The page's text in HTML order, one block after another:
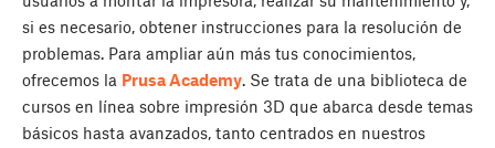
si es necesario, obtener instrucciones para la resolución de
problemas. Para ampliar aún más tus conocimientos,
ofrecemos la Prusa Academy. Se trata de una biblioteca de
cursos en línea sobre impresión 3D que abarca desde temas
básicos hasta avanzados, tanto centrados en nuestros